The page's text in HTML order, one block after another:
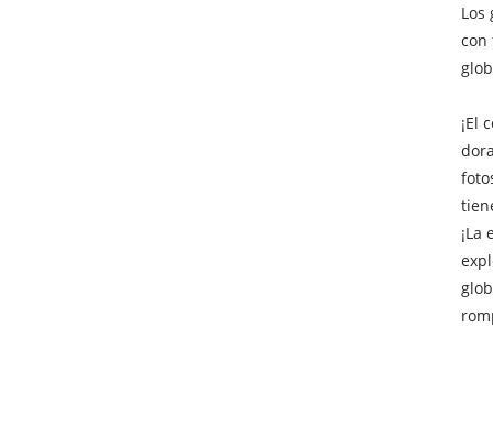
Los
con
¡El